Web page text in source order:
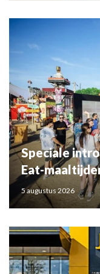
Speciale
Eat-
5 augustus 2026